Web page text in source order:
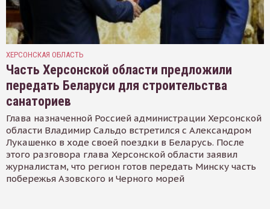
ХЕРСОНСКАЯ ОБЛАСТЬ
Часть Херсонской области предложили
передать Беларуси для строительства
санаториев
Глава назначенной Россией администрации Херсонской
области Владимир Сальдо встретился с Александром
Лукашенко в ходе своей поездки в Беларусь. После
этого разговора глава Херсонской области заявил
журналистам, что регион готов передать Минску часть
побережья Азовского и Черного морей